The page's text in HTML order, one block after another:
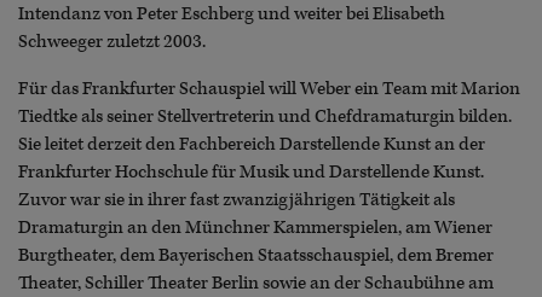
Intendanz von Peter Eschberg und weiter bei Elisabeth
Schweeger zuletzt 2003.
Für das Frankfurter Schauspiel will Weber ein Team mit Marion
Tiedtke als seiner Stellvertreterin und Chefdramaturgin bilden.
Sie leitet derzeit den Fachbereich Darstellende Kunst an der
Frankfurter Hochschule für Musik und Darstellende Kunst.
Zuvor war sie in ihrer fast zwanzigjährigen Tätigkeit als
Dramaturgin an den Münchner Kammerspielen, am Wiener
Burgtheater, dem Bayerischen Staatsschauspiel, dem Bremer
Theater, Schiller Theater Berlin sowie an der Schaubühne am